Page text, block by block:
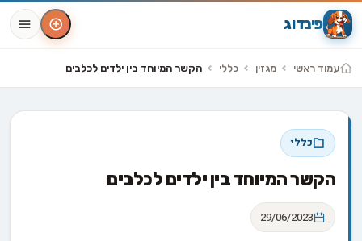
פינדוג
עמוד ראשי מגזין כללי הקשר המיוחד בין ילדים לכלבים
כללי
הקשר המיוחד בין ילדים לכלבים
29/06/2023